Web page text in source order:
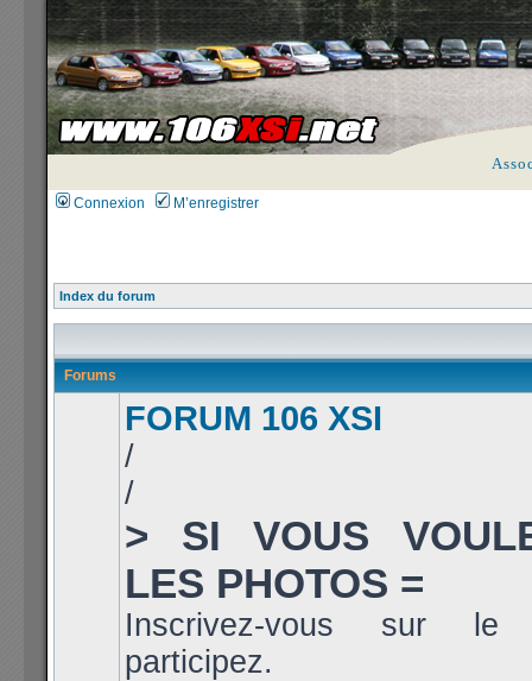
Connexion M’enregistrer
Index du forum
Forums
FORUM 106 XSI
/
/
> SI VOUS
LES PHOTOS =
Inscrivez-vous sur
participez.